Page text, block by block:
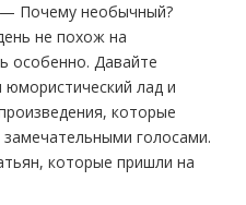
— Почему необычный?
не похож на
особенно. Давайте
юмористический лад и
которые
голосами.
которые пришли на